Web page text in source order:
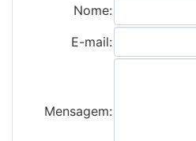
Nome:
E-mail:
Mensagem: